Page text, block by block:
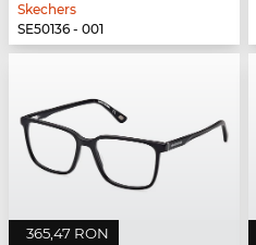
Skechers
SE50136 - 001
365,47 RON